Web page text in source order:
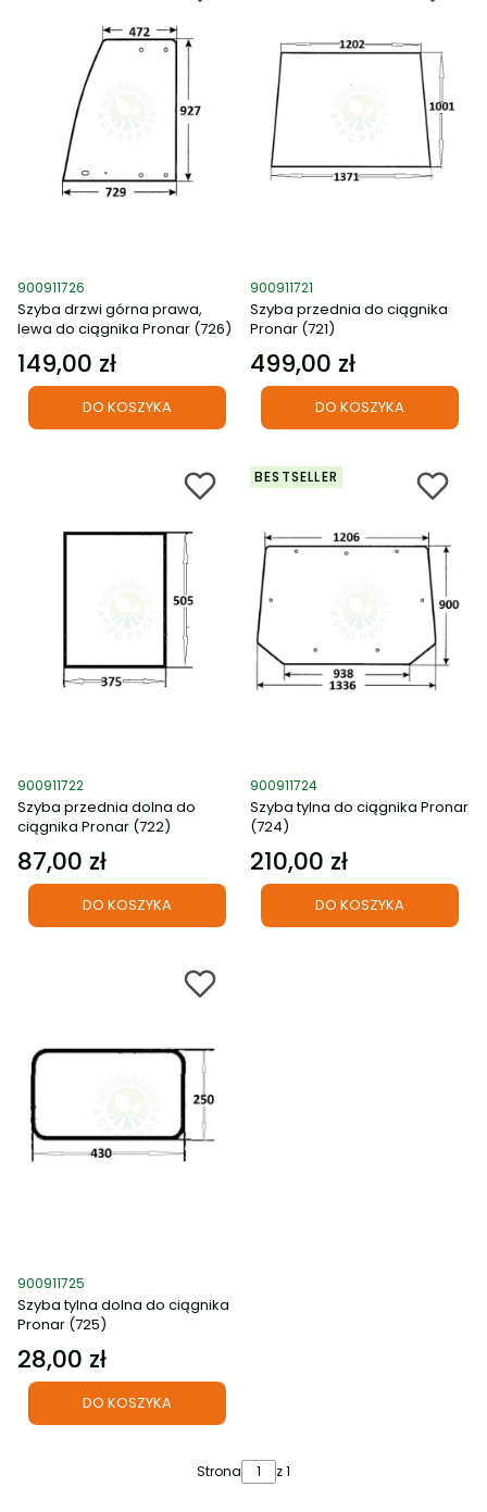
Kod produktu
900911726
Szyba drzwi górna prawa,
lewa do ciągnika Pronar (726)
Cena
149,00 zł
DO KOSZYKA
Kod produktu
900911721
Szyba przednia do ciągnika
Pronar (721)
Cena
499,00 zł
DO KOSZYKA
Kod produktu
900911722
Szyba przednia dolna do
ciągnika Pronar (722)
Cena
87,00 zł
DO KOSZYKA
BESTSELLER
Kod produktu
900911724
Szyba tylna do ciągnika Pronar
(724)
Cena
210,00 zł
DO KOSZYKA
Kod produktu
900911725
Szyba tylna dolna do ciągnika
Pronar (725)
Cena
28,00 zł
DO KOSZYKA
Strona z 1